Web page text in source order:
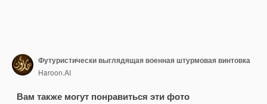
Футуристически выглядящая военная штурмовая винтовка
Haroon.AI
Вам также могут понравиться эти фото